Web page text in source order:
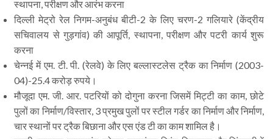
स्थापना, परीक्षण और आरंभ करना
दिल्ली मेट्रो रेल निगम-अनुबंध बीटी-2 के लिए चरण-2 गलियारे (केंद्रीय
सचिवालय से गुड़गांव) की आपूर्ति, स्थापना, परीक्षण और पटरी कार्य शुरू
करना
चेन्नई में एम. टी. पी. (रेलवे) के लिए बल्लास्टलेस ट्रैक का निर्माण (2003-
04)-25.4 करोड़ रुपये।
मौजूदा एम. जी. आर. पटरियों को दोगुना करना जिसमें मिट्टी का काम, छोटे
पुलों का निर्माण/विस्तार, 3 प्रमुख पुलों पर स्टील गर्डर का निर्माण और निर्माण,
चार स्थानों पर ट्रैक बिछाना और एस एंड टी का काम शामिल है।